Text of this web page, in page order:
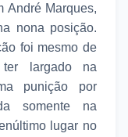
André Marques,
nona posição.
foi mesmo de
largado na
punição por
somente na
lugar no